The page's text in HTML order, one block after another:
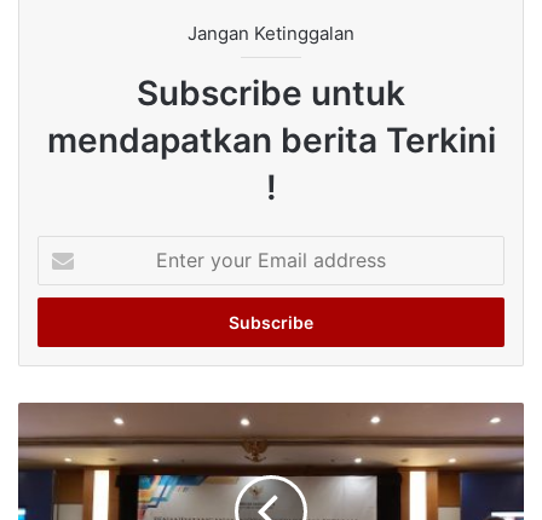
Jangan Ketinggalan
Subscribe untuk
mendapatkan berita Terkini
!
your
Email